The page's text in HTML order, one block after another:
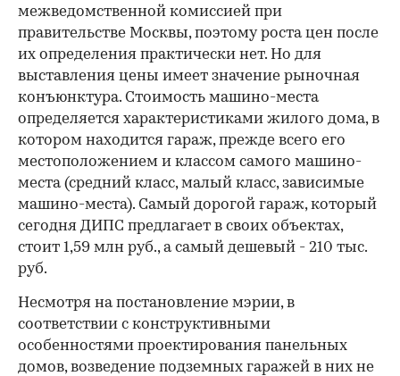
межведомственной комиссией при
правительстве Москвы, поэтому роста цен после
их определения практически нет. Но для
выставления цены имеет значение рыночная
конъюнктура. Стоимость машино-места
определяется характеристиками жилого дома, в
котором находится гараж, прежде всего его
местоположением и классом самого машино-
места (средний класс, малый класс, зависимые
машино-места). Самый дорогой гараж, который
сегодня ДИПС предлагает в своих объектах,
стоит 1,59 млн руб., а самый дешевый - 210 тыс.
руб.
Несмотря на постановление мэрии, в
соответствии с конструктивными
особенностями проектирования панельных
домов, возведение подземных гаражей в них не